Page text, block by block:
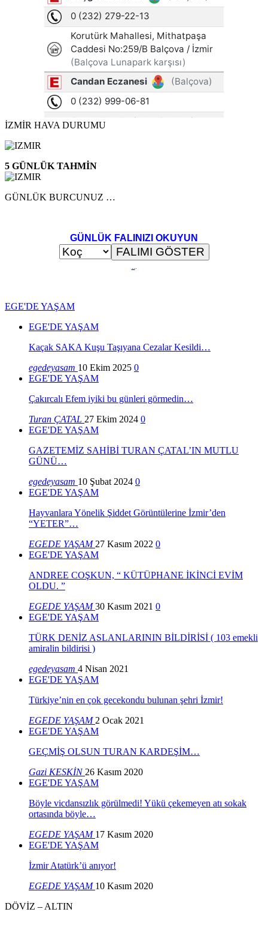
İZMİR HAVA DURUMU
5 GÜNLÜK TAHMİN
GÜNLÜK BURCUNUZ …
GÜNLÜK FALINIZI OKUYUN
...
EGE'DE YAŞAM
EGE'DE YAŞAM
Kaçak SAKA Kuşu Taşıyana Cezalar Kesildi…
egedeyasam 10 Ekim 2025 0
EGE'DE YAŞAM
Çakırcalı Efem iyiki bu günleri görmedin…
Turan ÇATAL 27 Ekim 2024 0
EGE'DE YAŞAM
GAZETEMİZ SAHİBİ TURAN ÇATAL’IN MUTLU
GÜNÜ…
egedeyasam 10 Şubat 2024 0
EGE'DE YAŞAM
Hayvanlara Yönelik Şiddet Görüntülerine İzmir’den
“YETER”…
EGEDE YAŞAM 27 Kasım 2022 0
EGE'DE YAŞAM
ANDREE COŞKUN, “ KÜTÜPHANE İKİNCİ EVİM
OLDU. ”
EGEDE YAŞAM30 Kasım 2021 0
EGE'DE YAŞAM
TÜRK DENİZ ASLANLARININ BİLDİRİSİ ( 103 emekli
amiralin bildirisi )
egedeyasam 4 Nisan 2021
EGE'DE YAŞAM
Türkiye’nin en çok gecekondu bulunan şehri İzmir!
EGEDE YAŞAM 2 Ocak 2021
EGE'DE YAŞAM
GEÇMİŞ OLSUN TURAN KARDEŞİM…
Gazi KESKİN 26 Kasım 2020
EGE'DE YAŞAM
Böyle vicdansızlık görülmedi! Yükü çekemeyen atı sokak
ortasında böyle…
EGEDE YAŞAM 17 Kasım 2020
EGE'DE YAŞAM
İzmir Atatürk’ü anıyor!
EGEDE YAŞAM 10 Kasım 2020
DÖVİZ – ALTIN